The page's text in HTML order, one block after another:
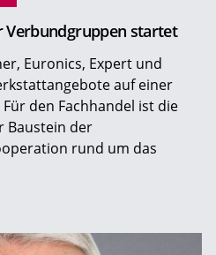
startet
Euronics, Expert und
auf einer
den Fachhandel ist die
Baustein der
rund um das